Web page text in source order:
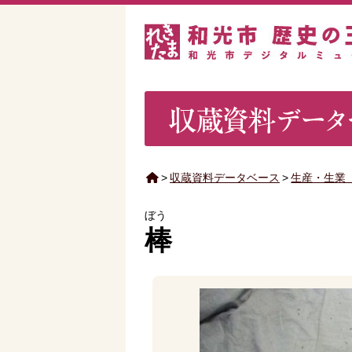
> 収蔵資料データベース > 生産・生業
ぼう
棒